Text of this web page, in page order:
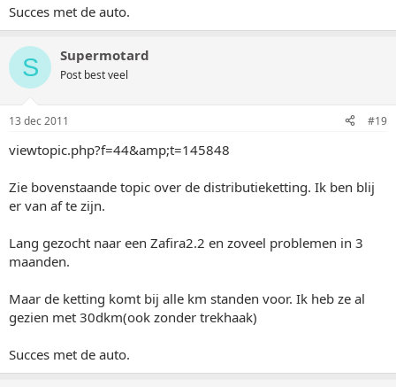
Succes met de auto.
S Supermotard
Post best veel
13 dec 2011 #19
viewtopic.php?f=44&amp;t=145848
Zie bovenstaande topic over de distributieketting. Ik ben blij
er van af te zijn.
Lang gezocht naar een Zafira2.2 en zoveel problemen in 3
maanden.
Maar de ketting komt bij alle km standen voor. Ik heb ze al
gezien met 30dkm(ook zonder trekhaak)
Succes met de auto.